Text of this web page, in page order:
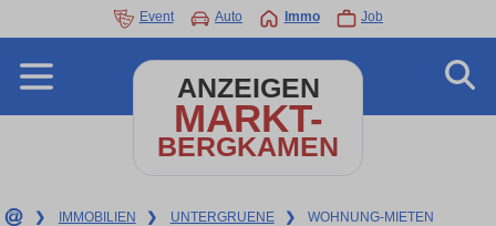
Event Auto Immo Job
ANZEIGEN
MARKT-
BERGKAMEN
❯ IMMOBILIEN ❯ UNTERGRUENE ❯ WOHNUNG-MIETEN